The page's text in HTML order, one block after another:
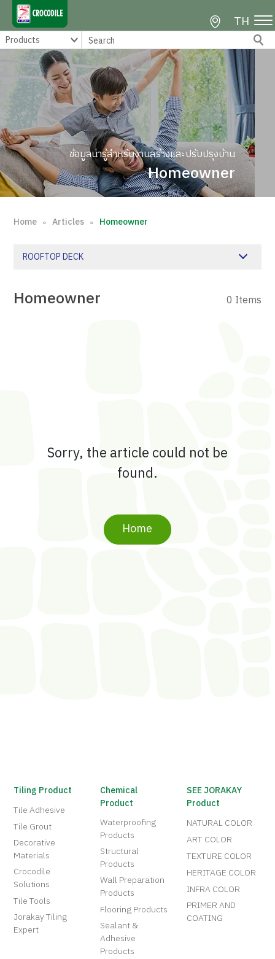
TH
ข้อมูลน่ารู้สำหรับงานสร้างและปรับปรุงบ้าน
Homeowner
Home ∘ Articles ∘ Homeowner
ROOFTOP DECK
Homeowner 0 Items
Sorry, the article could not be
found.
Home
Tiling Product
Tile Adhesive
Tile Grout
Decorative
Materials
Crocodile
Solutions
Tile Tools
Jorakay Tiling
Expert
Chemical
Product
Waterproofing
Products
Structural
Products
Wall Preparation
Products
Flooring Products
Sealant &
Adhesive
Products
SEE JORAKAY
Product
NATURAL COLOR
ART COLOR
TEXTURE COLOR
HERITAGE COLOR
INFRA COLOR
PRIMER AND
COATING